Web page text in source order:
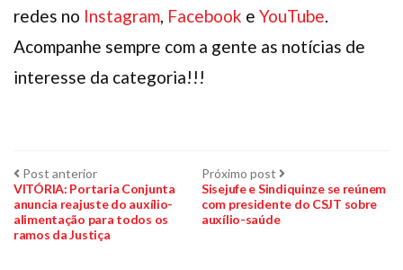
redes no Instagram, Facebook e YouTube.
Acompanhe sempre com a gente as notícias de
interesse da categoria!!!
Navegação
de
Post
Post anteriorPost
anterior:
VITÓRIA: Portaria Conjunta
anuncia reajuste do auxílio-
alimentação para todos os
ramos da Justiça
Próximo post Próximo
post:
Sisejufe e Sindiquinze se reúnem
com presidente do CSJT sobre
auxílio-saúde